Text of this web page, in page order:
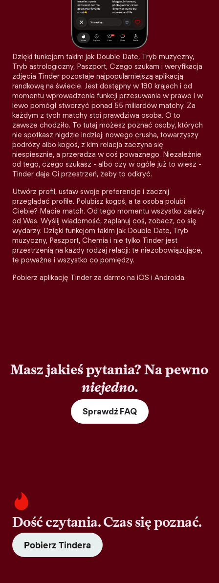
Dzięki funkcjom takim jak Double Date, Tryb muzyczny,
Tryb astrologiczny, Paszport, Czego szukam i weryfikacja
zdjęcia Tinder pozostaje najpopularniejszą aplikacją
randkową na świecie. Jest dostępny w 190 krajach i od
momentu wprowadzenia funkcji przesuwania w prawo i w
lewo pomógł stworzyć ponad 55 miliardów matchy. Za
każdym z tych matchy stoi prawdziwa osoba. O to
zawsze chodziło. To tutaj możesz poznać osoby, których
nie spotkasz nigdzie indziej: nowego crusha, towarzyszy
podróży albo kogoś, z kim relacja zaczyna się
niespiesznie, a przeradza w coś poważnego. Niezależnie
od tego, czego szukasz - albo czy w ogóle już to wiesz -
Tinder daje Ci przestrzeń, żeby to odkryć.
Utwórz profil, ustaw swoje preferencje i zacznij
przeglądać profile. Polubisz kogoś, a ta osoba polubi
Ciebie? Macie match. Od tego momentu wszystko zależy
od Was. Wyślij wiadomość, zaplanuj coś, zobacz, co się
wydarzy. Dzięki funkcjom takim jak Double Date, Tryb
muzyczny, Paszport, Chemia i nie tylko Tinder jest
przestrzenią na każdy rodzaj relacji: te niezobowiązujące,
te poważne i wszystko co pomiędzy.
Pobierz aplikację Tinder za darmo na iOS i Androida.
Masz jakieś pytania? Na pewno
niejedno.
Sprawdź FAQ
Dość czytania. Czas się poznać.
Pobierz Tindera